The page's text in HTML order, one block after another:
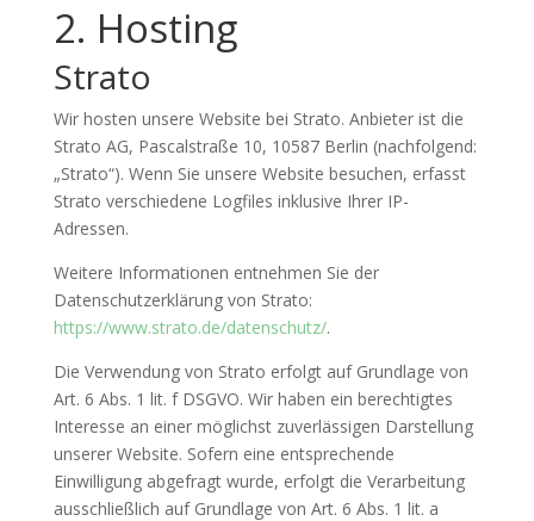
2. Hosting
Strato
Wir hosten unsere Website bei Strato. Anbieter ist die
Strato AG, Pascalstraße 10, 10587 Berlin (nachfolgend:
„Strato“). Wenn Sie unsere Website besuchen, erfasst
Strato verschiedene Logfiles inklusive Ihrer IP-
Adressen.
Weitere Informationen entnehmen Sie der
Datenschutzerklärung von Strato:
https://www.strato.de/datenschutz/.
Die Verwendung von Strato erfolgt auf Grundlage von
Art. 6 Abs. 1 lit. f DSGVO. Wir haben ein berechtigtes
Interesse an einer möglichst zuverlässigen Darstellung
unserer Website. Sofern eine entsprechende
Einwilligung abgefragt wurde, erfolgt die Verarbeitung
ausschließlich auf Grundlage von Art. 6 Abs. 1 lit. a